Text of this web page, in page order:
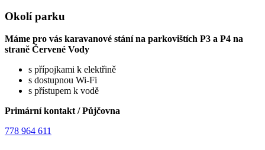
Okolí parku
Máme pro vás karavanové stání na parkovištích P3 a P4 na
straně Červené Vody
s přípojkami k elektřině
s dostupnou Wi-Fi
s přístupem k vodě
Primární kontakt / Půjčovna
778 964 611